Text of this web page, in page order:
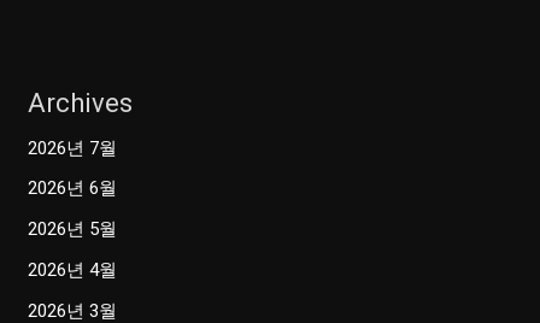
Archives
2026년 7월
2026년 6월
2026년 5월
2026년 4월
2026년 3월